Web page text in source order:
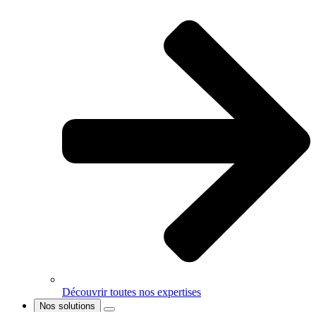
Découvrir toutes nos expertises
Nos solutions